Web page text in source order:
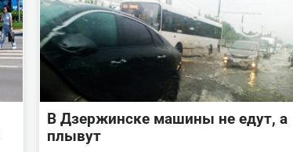
В Дзержинске машины не едут, а
плывут